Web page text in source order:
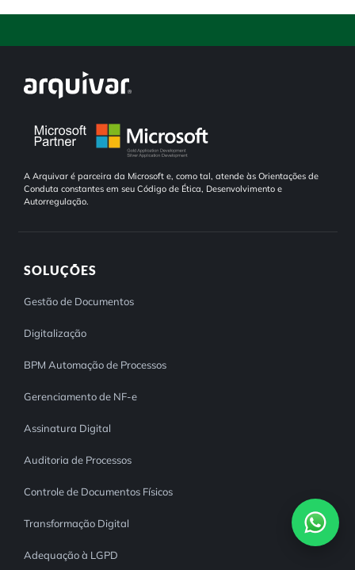
A Arquivar é parceira da Microsoft e, como tal, atende às Orientações de
Conduta constantes em seu Código de Ética, Desenvolvimento e
Autorregulação.
SOLUÇÕES
Gestão de Documentos
Digitalização
BPM Automação de Processos
Gerenciamento de NF-e
Assinatura Digital
Auditoria de Processos
Controle de Documentos Físicos
Transformação Digital
Adequação à LGPD